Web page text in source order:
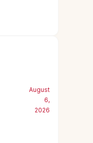
August
6,
2026